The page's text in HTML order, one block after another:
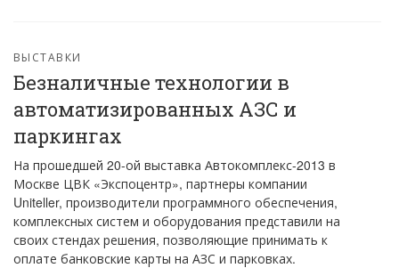
ВЫСТАВКИ
Безналичные технологии в
автоматизированных АЗС и
паркингах
На прошедшей 20-ой выставка Автокомплекс-2013 в
Москве ЦВК «Экспоцентр», партнеры компании
Uniteller, производители программного обеспечения,
комплексных систем и оборудования представили на
своих стендах решения, позволяющие принимать к
оплате банковские карты на АЗС и парковках.